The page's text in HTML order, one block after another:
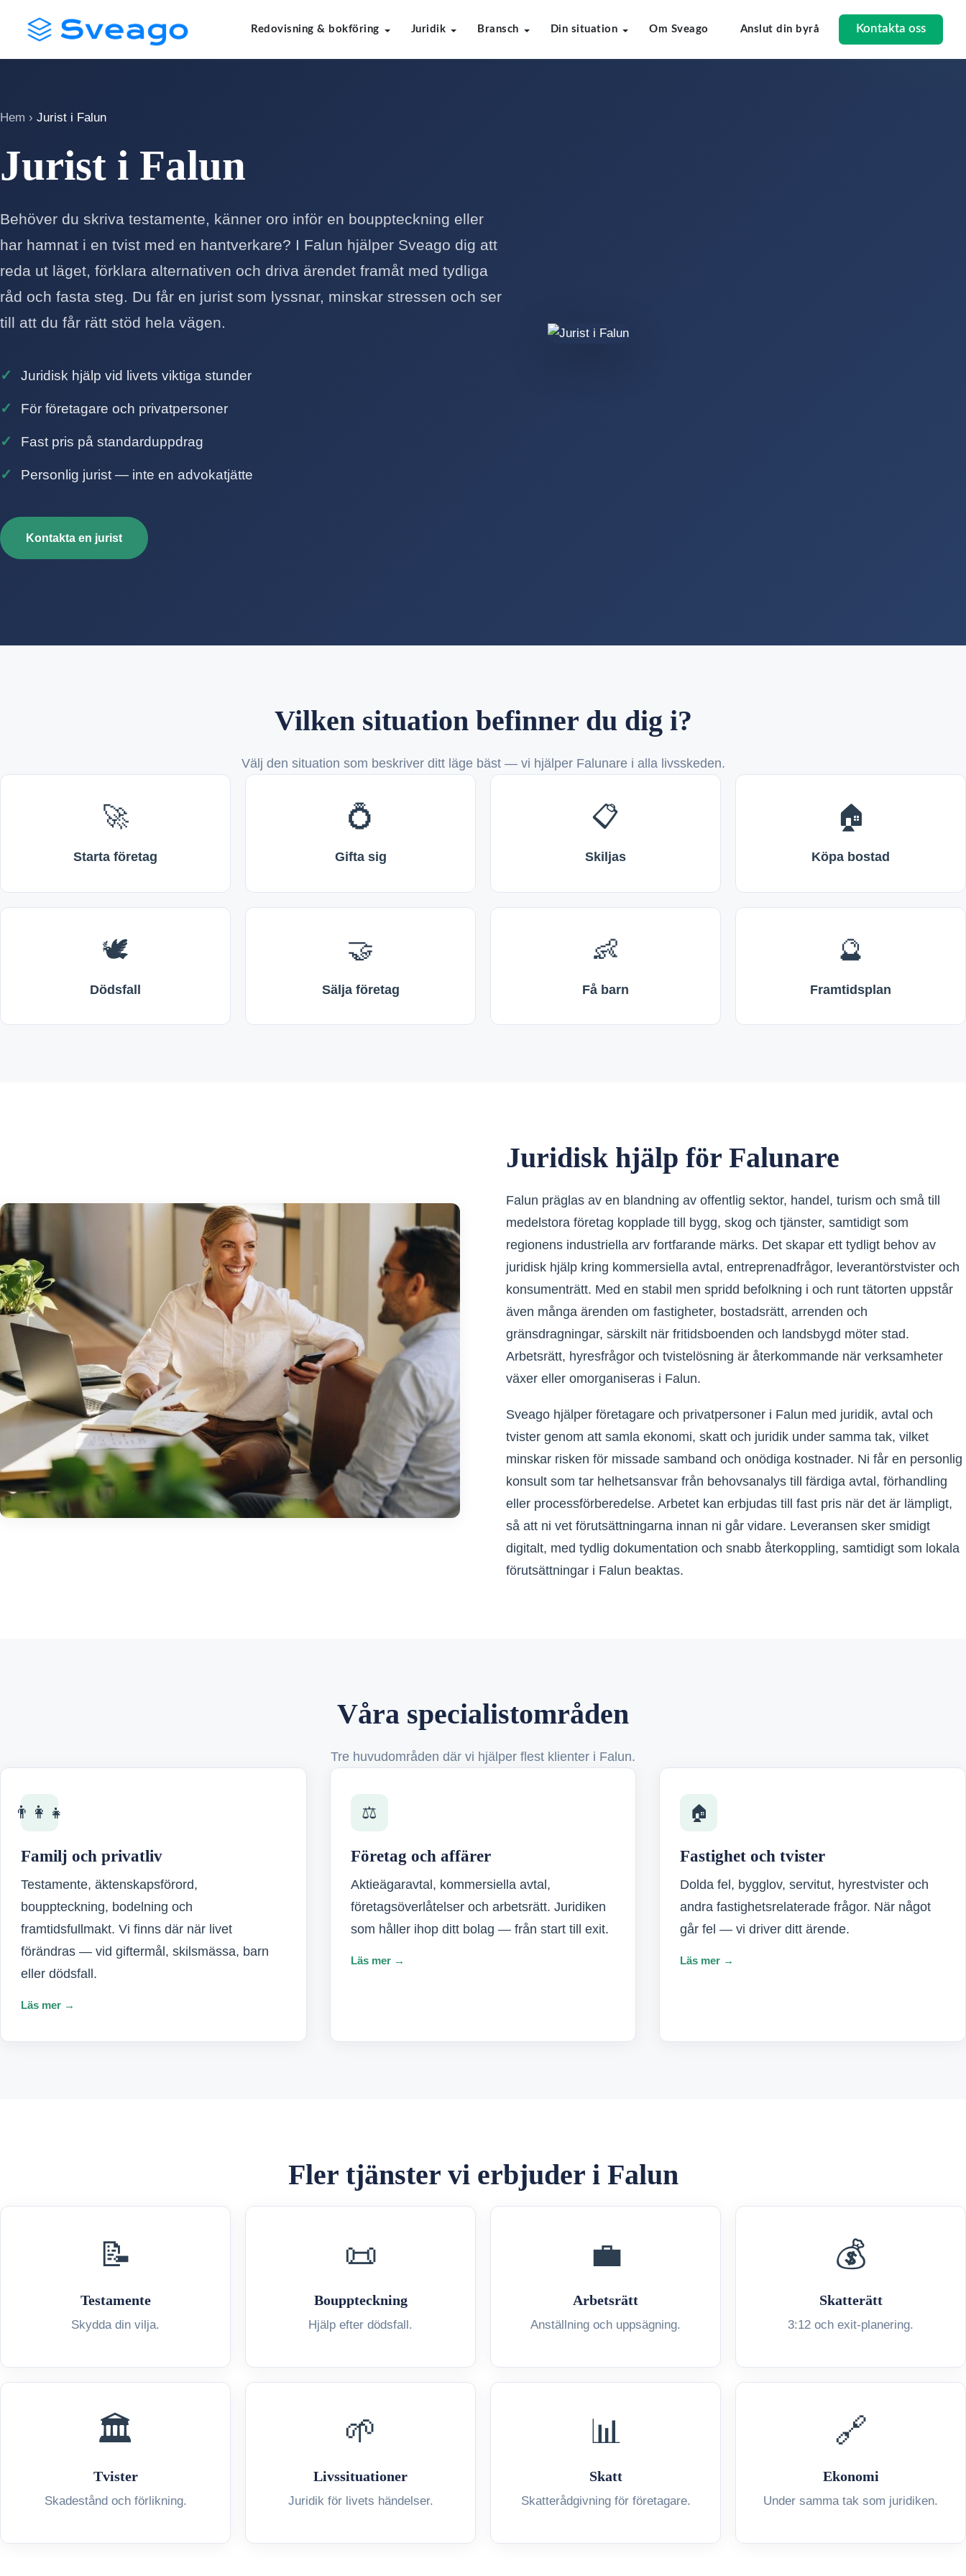
Redovisning & bokföring Juridik Bransch Din situation Om Sveago Anslut din byrå Kontakta oss
Hem › Jurist i Falun
Jurist i Falun
Behöver du skriva testamente, känner oro inför en bouppteckning eller
har hamnat i en tvist med en hantverkare? I Falun hjälper Sveago dig att
reda ut läget, förklara alternativen och driva ärendet framåt med tydliga
råd och fasta steg. Du får en jurist som lyssnar, minskar stressen och ser
till att du får rätt stöd hela vägen.
Juridisk hjälp vid livets viktiga stunder
För företagare och privatpersoner
Fast pris på standarduppdrag
Personlig jurist — inte en advokatjätte
Kontakta en jurist
Vilken situation befinner du dig i?
Välj den situation som beskriver ditt läge bäst — vi hjälper Falunare i alla livsskeden.
🚀
Starta företag
💍
Gifta sig
📋
Skiljas
🏠
Köpa bostad
🕊️
Dödsfall
🤝
Sälja företag
👶
Få barn
🔮
Framtidsplan
Juridisk hjälp för Falunare
Falun präglas av en blandning av offentlig sektor, handel, turism och små till
medelstora företag kopplade till bygg, skog och tjänster, samtidigt som
regionens industriella arv fortfarande märks. Det skapar ett tydligt behov av
juridisk hjälp kring kommersiella avtal, entreprenadfrågor, leverantörstvister och
konsumenträtt. Med en stabil men spridd befolkning i och runt tätorten uppstår
även många ärenden om fastigheter, bostadsrätt, arrenden och
gränsdragningar, särskilt när fritidsboenden och landsbygd möter stad.
Arbetsrätt, hyresfrågor och tvistelösning är återkommande när verksamheter
växer eller omorganiseras i Falun.
Sveago hjälper företagare och privatpersoner i Falun med juridik, avtal och
tvister genom att samla ekonomi, skatt och juridik under samma tak, vilket
minskar risken för missade samband och onödiga kostnader. Ni får en personlig
konsult som tar helhetsansvar från behovsanalys till färdiga avtal, förhandling
eller processförberedelse. Arbetet kan erbjudas till fast pris när det är lämpligt,
så att ni vet förutsättningarna innan ni går vidare. Leveransen sker smidigt
digitalt, med tydlig dokumentation och snabb återkoppling, samtidigt som lokala
förutsättningar i Falun beaktas.
Våra specialistområden
Tre huvudområden där vi hjälper flest klienter i Falun.
👨‍👩‍👧
Familj och privatliv
Testamente, äktenskapsförord,
bouppteckning, bodelning och
framtidsfullmakt. Vi finns där när livet
förändras — vid giftermål, skilsmässa, barn
eller dödsfall.
Läs mer →
⚖️
Företag och affärer
Aktieägaravtal, kommersiella avtal,
företagsöverlåtelser och arbetsrätt. Juridiken
som håller ihop ditt bolag — från start till exit.
Läs mer →
🏠
Fastighet och tvister
Dolda fel, bygglov, servitut, hyrestvister och
andra fastighetsrelaterade frågor. När något
går fel — vi driver ditt ärende.
Läs mer →
Fler tjänster vi erbjuder i Falun
📝
Testamente
Skydda din vilja.
📜
Bouppteckning
Hjälp efter dödsfall.
💼
Arbetsrätt
Anställning och uppsägning.
💰
Skatterätt
3:12 och exit-planering.
🏛️
Tvister
Skadestånd och förlikning.
🌱
Livssituationer
Juridik för livets händelser.
📊
Skatt
Skatterådgivning för företagare.
🔗
Ekonomi
Under samma tak som juridiken.